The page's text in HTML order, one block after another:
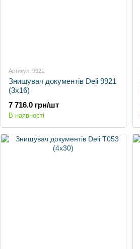
Артикул: 9921
Знищувач документів Deli 9921
(3х16)
7 716.0 грн/шт
В наявності